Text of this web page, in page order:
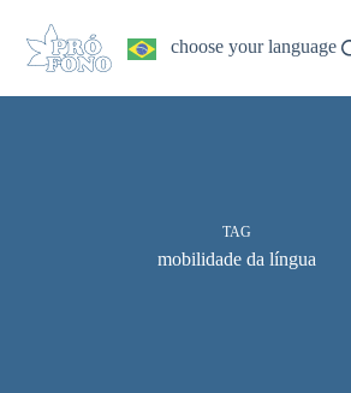
conteúdo
choose your language
TAG
mobilidade da língua